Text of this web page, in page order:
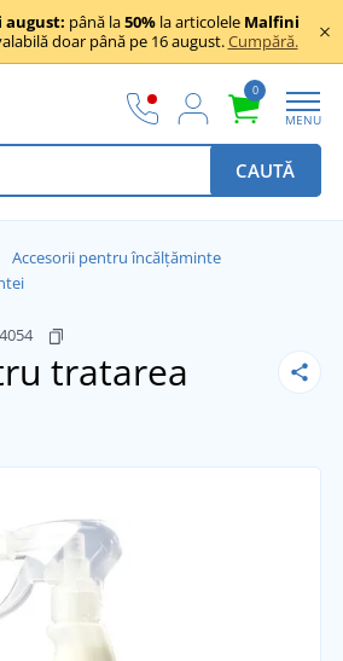
august: până la50% la articolele Malfini
doar până pe 16 august.Cumpără.
0
MENU
CAUTĂ
Accesorii pentru încălțăminte
tratarea